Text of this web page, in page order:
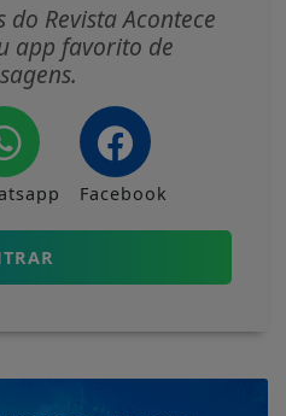
do Revista Acontece
app favorito de
Facebook